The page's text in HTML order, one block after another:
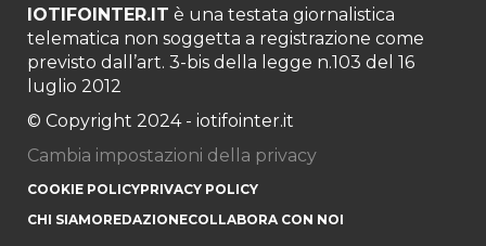
IOTIFOINTER.IT è una testata giornalistica
telematica non soggetta a registrazione come
previsto dall’art. 3-bis della legge n.103 del 16
luglio 2012
© Copyright 2024 - iotifointer.it
Cambia impostazioni della privacy
COOKIE POLICYPRIVACY POLICY
CHI SIAMOREDAZIONECOLLABORA CON NOI